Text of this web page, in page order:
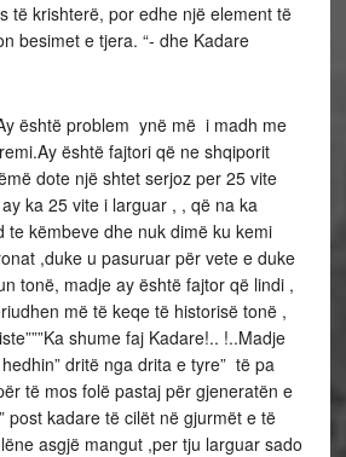
të krishterë, por edhe një element të
besimet e tjera. “- dhe Kadare
është problem ynë më i madh me
është fajtori që ne shqiporit
dote një shtet serjoz per 25 vite
ka 25 vite i larguar , , që na ka
te këmbeve dhe nuk dimë ku kemi
,duke u pasuruar për vete e duke
tonë, madje ay është fajtor që lindi ,
më të keqe të historisë tonë ,
shume faj Kadare!.. !..Madje
dritë nga drita e tyre” të pa
të mos folë pastaj për gjeneratën e
post kadare të cilët në gjurmët e të
asgjë mangut ,per tju larguar sado